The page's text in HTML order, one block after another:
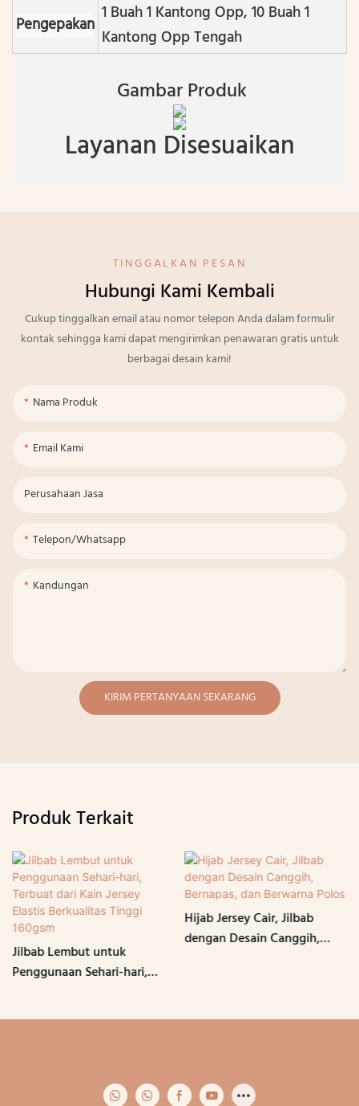
Pengepakan 1 Buah 1 Kantong Opp, 10 Buah 1
Kantong Opp Tengah
Gambar Produk
Layanan Disesuaikan
TINGGALKAN PESAN
Hubungi Kami Kembali
Cukup tinggalkan email atau nomor telepon Anda dalam formulir
kontak sehingga kami dapat mengirimkan penawaran gratis untuk
berbagai desain kami!
Nama Produk
Email Kami
Perusahaan Jasa
Telepon/whatsapp
Kandungan
KIRIM PERTANYAAN SEKARANG
Produk Terkait
Jilbab Lembut untuk
Penggunaan Sehari-hari,
Hijab Jersey Cair, Jilbab
dengan Desain Canggih,